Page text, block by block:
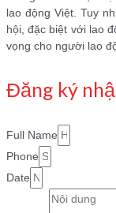
lao động Việt. Tuy
hội, đặc biệt với lao
vọng cho người lao
Đăng ký
Full Name
Phone
Date